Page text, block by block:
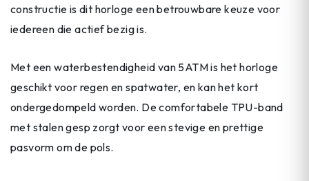
constructie is dit horloge een betrouwbare keuze voor
iedereen die actief bezig is.
Met een waterbestendigheid van 5ATM is het horloge
geschikt voor regen en spatwater, en kan het kort
ondergedompeld worden. De comfortabele TPU-band
met stalen gesp zorgt voor een stevige en prettige
pasvorm om de pols.